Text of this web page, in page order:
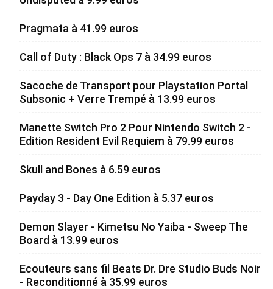
Pragmata à 41.99 euros
Call of Duty : Black Ops 7 à 34.99 euros
Sacoche de Transport pour Playstation Portal
Subsonic + Verre Trempé à 13.99 euros
Manette Switch Pro 2 Pour Nintendo Switch 2 -
Edition Resident Evil Requiem à 79.99 euros
Skull and Bones à 6.59 euros
Payday 3 - Day One Edition à 5.37 euros
Demon Slayer - Kimetsu No Yaiba - Sweep The
Board à 13.99 euros
Ecouteurs sans fil Beats Dr. Dre Studio Buds Noir
- Reconditionné à 35.99 euros